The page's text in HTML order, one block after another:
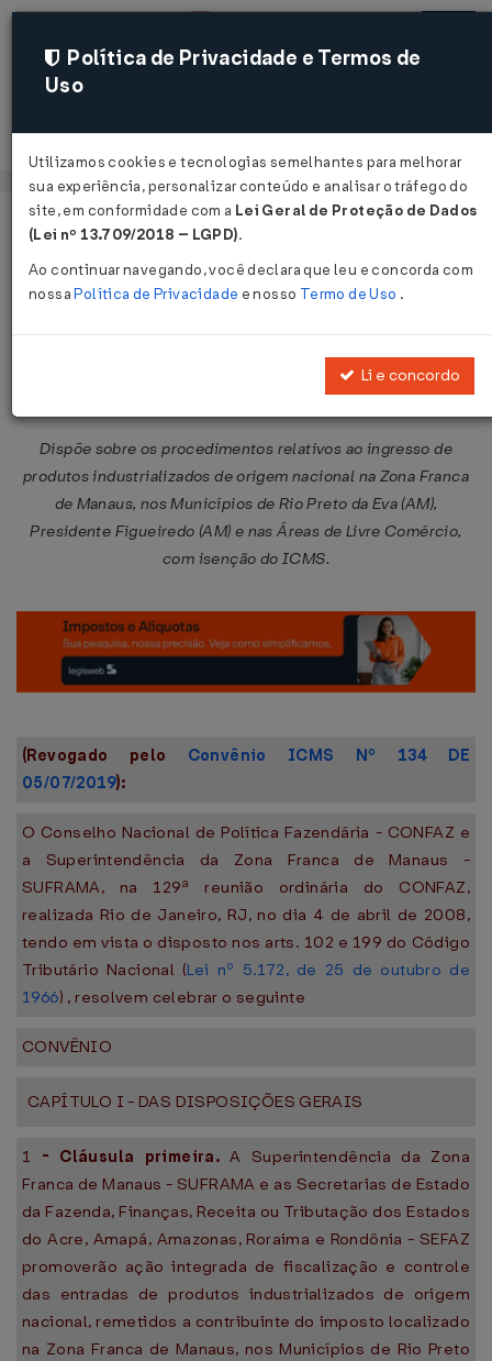
Acessar
Página Inicial Legislações
Convênio ICMS Nº 23 DE
Dispõe sobre os procedimentos relativos ao ingresso de
produtos industrializados de origem nacional na Zona Franca
de Manaus, nos Municípios de Rio Preto da Eva (AM),
Presidente Figueiredo (AM) e nas Áreas de Livre Comércio,
com isenção do ICMS.
(Revogado pelo Convênio ICMS Nº 134 DE
05/07/2019):
O Conselho Nacional de Política Fazendária - CONFAZ e
a Superintendência da Zona Franca de Manaus -
SUFRAMA, na 129ª reunião ordinária do CONFAZ,
realizada Rio de Janeiro, RJ, no dia 4 de abril de 2008,
tendo em vista o disposto nos arts. 102 e 199 do Código
Tributário Nacional (Lei nº 5.172, de 25 de outubro de
1966) , resolvem celebrar o seguinte
CONVÊNIO
CAPÍTULO I - DAS DISPOSIÇÕES GERAIS
1 - Cláusula primeira.A Superintendência da Zona
Franca de Manaus - SUFRAMA e as Secretarias de Estado
da Fazenda, Finanças, Receita ou Tributação dos Estados
do Acre, Amapá, Amazonas, Roraima e Rondônia - SEFAZ
promoverão ação integrada de fiscalização e controle
das entradas de produtos industrializados de origem
nacional, remetidos a contribuinte do imposto localizado
na Zona Franca de Manaus, nos Municípios de Rio Preto
Política de Privacidade e Termos de
Uso
Utilizamos cookies e tecnologias semelhantes para melhorar
sua experiência, personalizar conteúdo e analisar o tráfego do
site, em conformidade com a Lei Geral de Proteção de Dados
(Lei nº 13.709/2018 – LGPD).
Ao continuar navegando, você declara que leu e concorda com
nossaPolítica de Privacidade e nosso Termo de Uso .
Li e concordo